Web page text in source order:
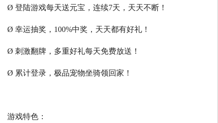
Ø 登陆游戏每天送元宝，连续7天，天天不断！
Ø 幸运抽奖，100%中奖，天天都有好礼！
Ø 刺激翻牌，多重好礼每天免费放送！
Ø 累计登录，极品宠物坐骑领回家！
游戏特色：